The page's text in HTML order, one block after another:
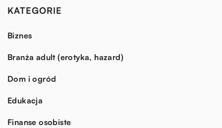
KATEGORIE
Biznes
Branża adult (erotyka, hazard)
Dom i ogród
Edukacja
Finanse osobiste